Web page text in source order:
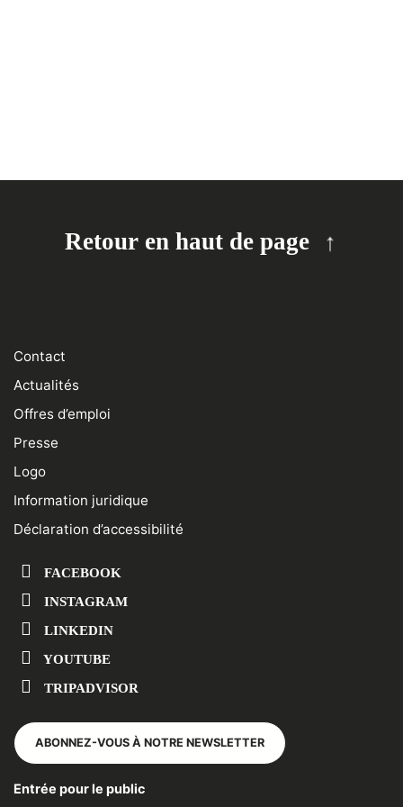
Retour en haut de page
Contact
Actualités
Offres d’emploi
Presse
Logo
Information juridique
Déclaration d’accessibilité
FACEBOOK
INSTAGRAM
LINKEDIN
YOUTUBE
TRIPADVISOR
ABONNEZ-VOUS À NOTRE NEWSLETTER
Entrée pour le public